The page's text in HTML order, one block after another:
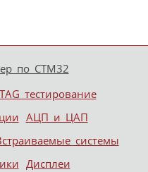
тестирование
АЦП и ЦАП
системы
Дисплеи